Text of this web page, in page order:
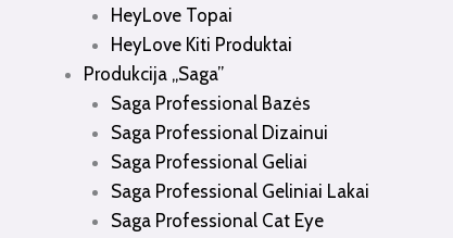
HeyLove Topai
HeyLove Kiti Produktai
Produkcija „Saga”
Saga Professional Bazės
Saga Professional Dizainui
Saga Professional Geliai
Saga Professional Geliniai Lakai
Saga Professional Cat Eye